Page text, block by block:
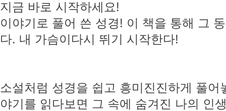
지금 바로 시작하세요!
이야기로 풀어 쓴 성경! 이 책을 통해 그
다. 내 가슴이다시 뛰기 시작한다!
소설처럼 성경을 쉽고 흥미진진하게 풀
야기를 읽다보면 그 속에 숨겨진 나의 인